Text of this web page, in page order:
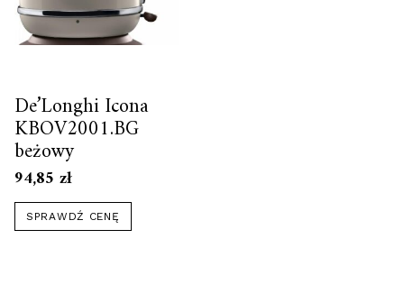
De’Longhi Icona
KBOV2001.BG
beżowy
94,85 zł
SPRAWDŹ CENĘ